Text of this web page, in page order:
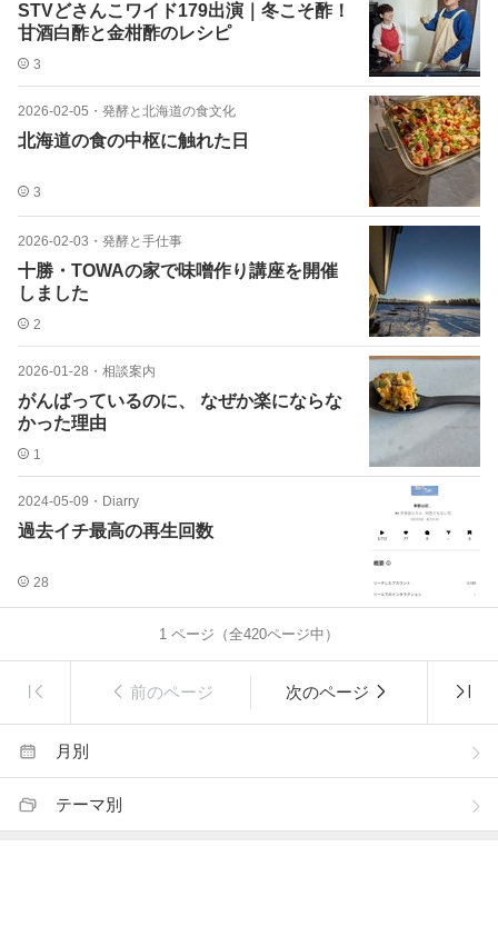
STVどさんこワイド179出演｜冬こそ酢！
甘酒白酢と金柑酢のレシピ
3
2026-02-05 ・ 発酵と北海道の食文化
北海道の食の中枢に触れた日
3
2026-02-03 ・ 発酵と手仕事
十勝・TOWAの家で味噌作り講座を開催
しました
2
2026-01-28 ・ 相談案内
がんばっているのに、 なぜか楽にならな
かった理由
1
2024-05-09 ・ Diarry
過去イチ最高の再生回数
28
1 ページ（全420ページ中）
前のページ 次のページ
月別
テーマ別